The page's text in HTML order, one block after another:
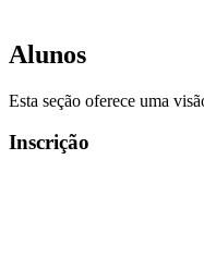
Alunos
Esta seção oferece uma
Inscrição